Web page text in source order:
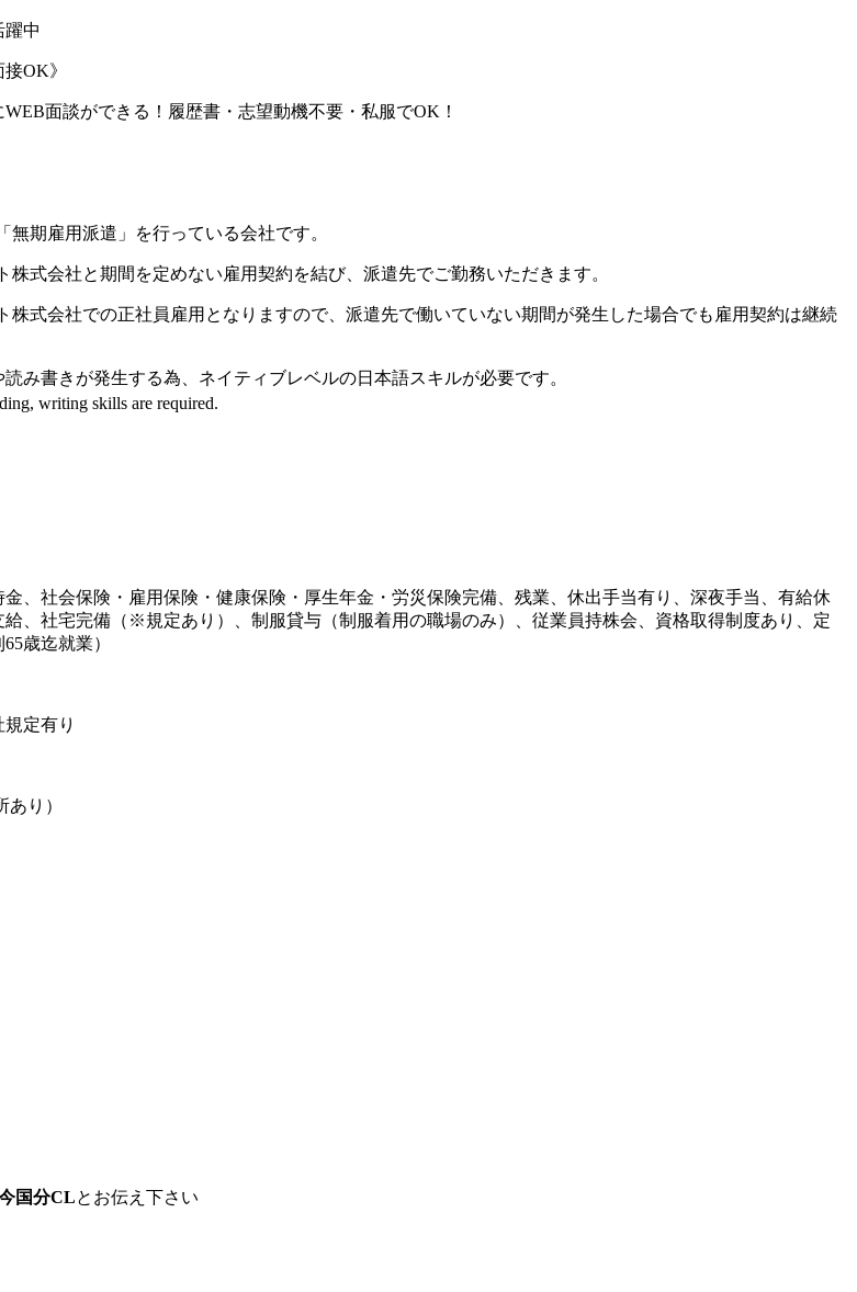
中
OK》
面談ができる！履歴書・志望動機不要・私服でOK！
期雇用派遣」を行っている会社です。
株式会社と期間を定めない雇用契約を結び、派遣先でご勤務いただきます。
株式会社での正社員雇用となりますので、派遣先で働いていない期間が発生した場合でも雇用契約は継続
み書きが発生する為、ネイティブレベルの日本語スキルが必要です。
writing skills are required.
、社会保険・雇用保険・健康保険・厚生年金・労災保険完備、残業、休出手当有り、深夜手当、有給休
、社宅完備（※規定あり）、制服貸与（制服着用の職場のみ）、従業員持株会、資格取得制度あり、定
歳迄就業）
定有り
り）
国分CLとお伝え下さい